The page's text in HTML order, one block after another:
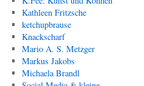
Kathleen Fritzsche
ketchupbrause
Knackscharf
Mario A. S. Metzger
Markus Jakobs
Michaela Brandl